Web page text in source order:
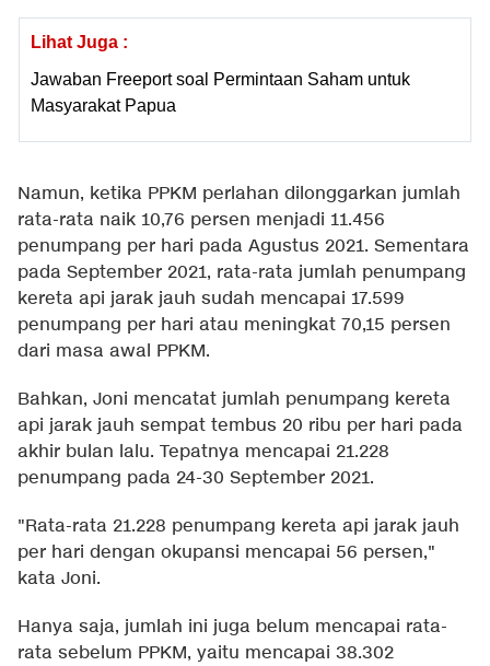
Lihat Juga :
Jawaban Freeport soal Permintaan Saham untuk
Masyarakat Papua
Namun, ketika PPKM perlahan dilonggarkan jumlah
rata-rata naik 10,76 persen menjadi 11.456
penumpang per hari pada Agustus 2021. Sementara
pada September 2021, rata-rata jumlah penumpang
kereta api jarak jauh sudah mencapai 17.599
penumpang per hari atau meningkat 70,15 persen
dari masa awal PPKM.
Bahkan, Joni mencatat jumlah penumpang kereta
api jarak jauh sempat tembus 20 ribu per hari pada
akhir bulan lalu. Tepatnya mencapai 21.228
penumpang pada 24-30 September 2021.
"Rata-rata 21.228 penumpang kereta api jarak jauh
per hari dengan okupansi mencapai 56 persen,"
kata Joni.
Hanya saja, jumlah ini juga belum mencapai rata-
rata sebelum PPKM, yaitu mencapai 38.302